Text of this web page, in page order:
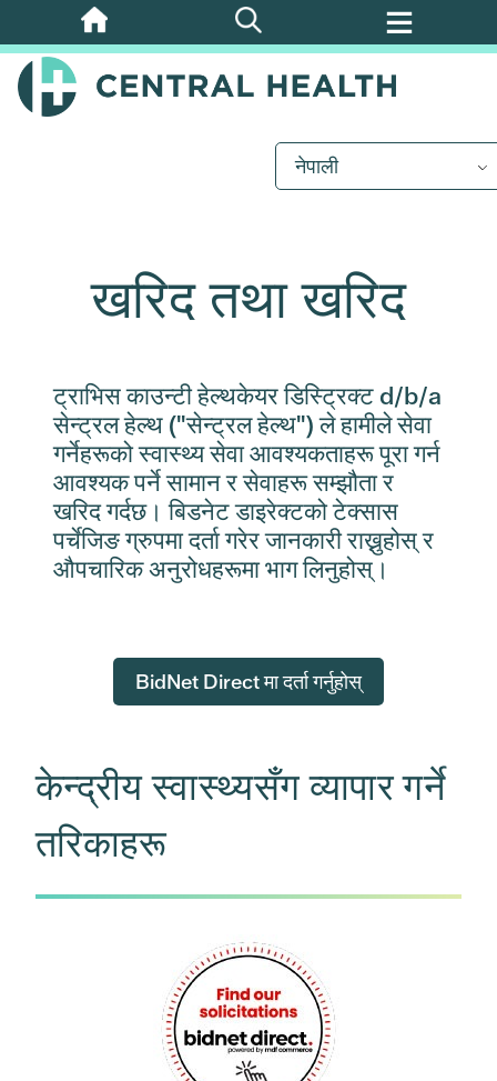
मुख्य
सामग्रीमा
जानुहोस्
नेपाली
खरिद तथा खरिद
ट्राभिस काउन्टी हेल्थकेयर डिस्ट्रिक्ट d/b/a
सेन्ट्रल हेल्थ ("सेन्ट्रल हेल्थ") ले हामीले सेवा
गर्नेहरूको स्वास्थ्य सेवा आवश्यकताहरू पूरा गर्न
आवश्यक पर्ने सामान र सेवाहरू सम्झौता र
खरिद गर्दछ। बिडनेट डाइरेक्टको टेक्सास
पर्चेजिङ ग्रुपमा दर्ता गरेर जानकारी राख्नुहोस् र
औपचारिक अनुरोधहरूमा भाग लिनुहोस्।
BidNet Direct मा दर्ता गर्नुहोस्
केन्द्रीय स्वास्थ्यसँग व्यापार गर्ने
तरिकाहरू